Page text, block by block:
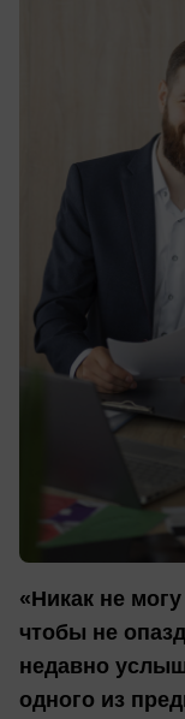
«Никак не
чтобы не
недавно
одного из